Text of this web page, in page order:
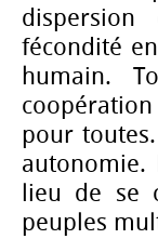
fécondité
humain.
pour
autonomie.
lieu de se
peuples